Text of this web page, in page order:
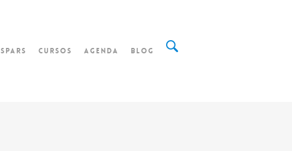
Cursos Agenda Blog